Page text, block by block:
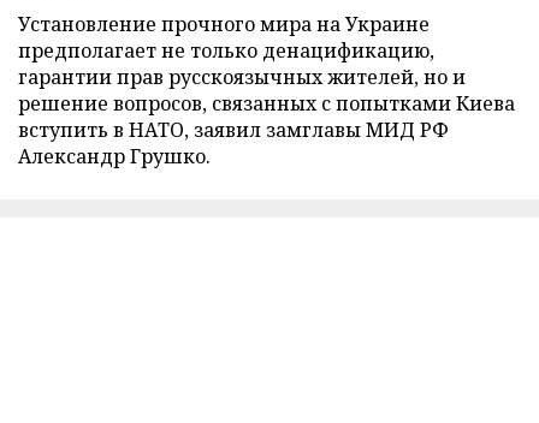
Установление прочного мира на Украине
предполагает не только денацификацию,
гарантии прав русскоязычных жителей, но и
решение вопросов, связанных с попытками Киева
вступить в НАТО, заявил замглавы МИД РФ
Александр Грушко.